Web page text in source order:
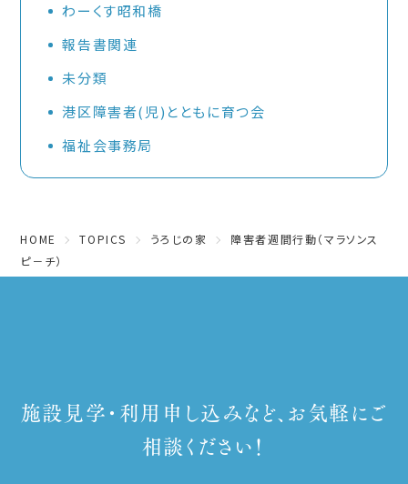
わーくす昭和橋
報告書関連
未分類
港区障害者(児)とともに育つ会
福祉会事務局
HOME TOPICS うろじの家
障害者週間行動（マラソンス
ピ－チ）
施設見学・利用申し込みなど、お気軽にご
相談ください！